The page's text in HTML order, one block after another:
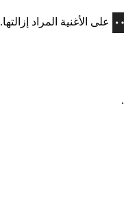
على الأغنية المراد إزالتها.
.